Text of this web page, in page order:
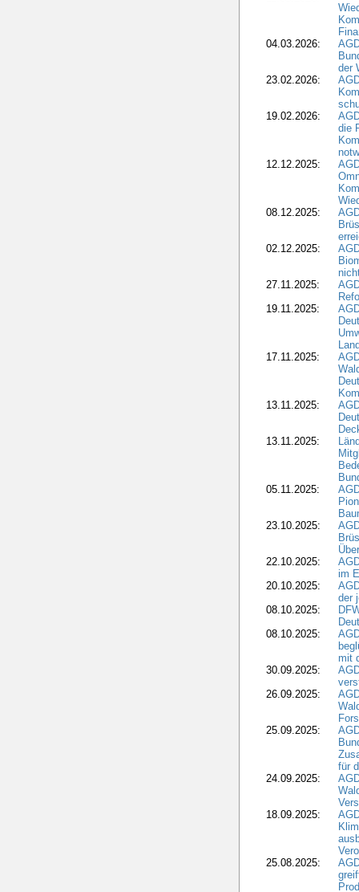
04.03.2026:
der
23.02.2026:
19.02.2026:
die
12.12.2025:
08.12.2025:
02.12.2025:
27.11.2025:
19.11.2025:
17.11.2025:
13.11.2025:
13.11.2025:
05.11.2025:
23.10.2025:
22.10.2025:
im
20.10.2025:
der
08.10.2025:
08.10.2025:
mit
30.09.2025:
26.09.2025:
25.09.2025:
für
24.09.2025:
18.09.2025:
25.08.2025: